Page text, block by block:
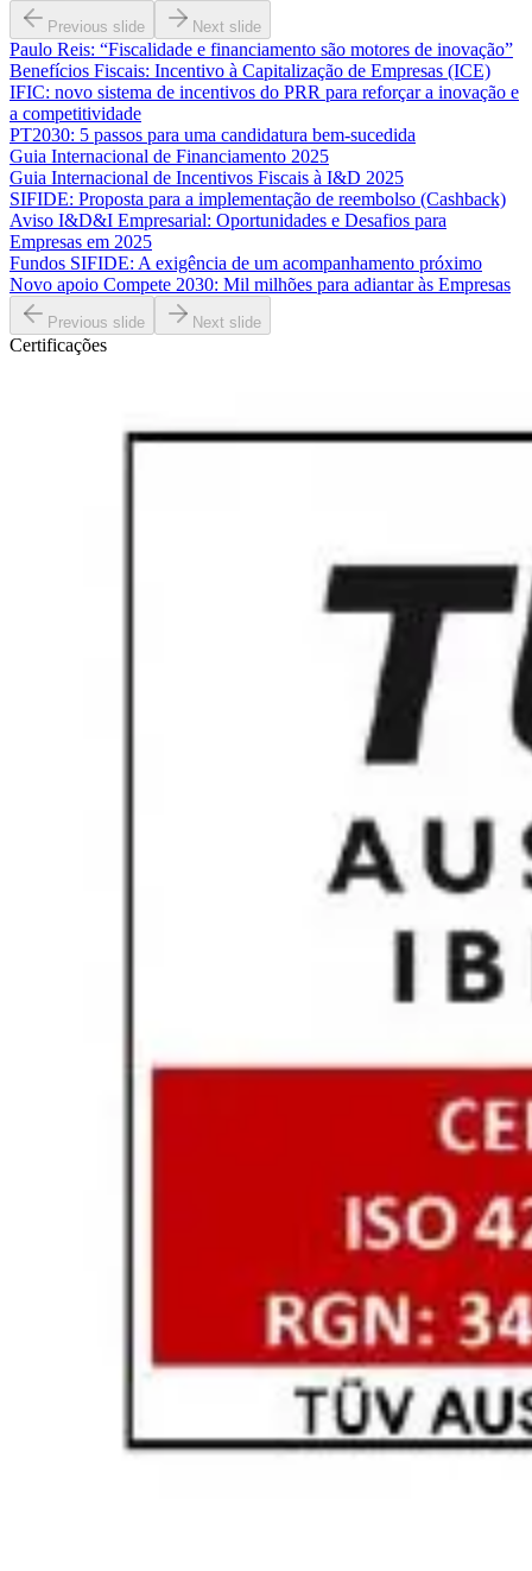
Previous slide Next slide
Paulo Reis: “Fiscalidade e financiamento são motores de inovação”
Benefícios Fiscais: Incentivo à Capitalização de Empresas (ICE)
IFIC: novo sistema de incentivos do PRR para reforçar a inovação e
a competitividade
PT2030: 5 passos para uma candidatura bem-sucedida
Guia Internacional de Financiamento 2025
Guia Internacional de Incentivos Fiscais à I&D 2025
SIFIDE: Proposta para a implementação de reembolso (Cashback)
Aviso I&D&I Empresarial: Oportunidades e Desafios para
Empresas em 2025
Fundos SIFIDE: A exigência de um acompanhamento próximo
Novo apoio Compete 2030: Mil milhões para adiantar às Empresas
Previous slide Next slide
Certificações